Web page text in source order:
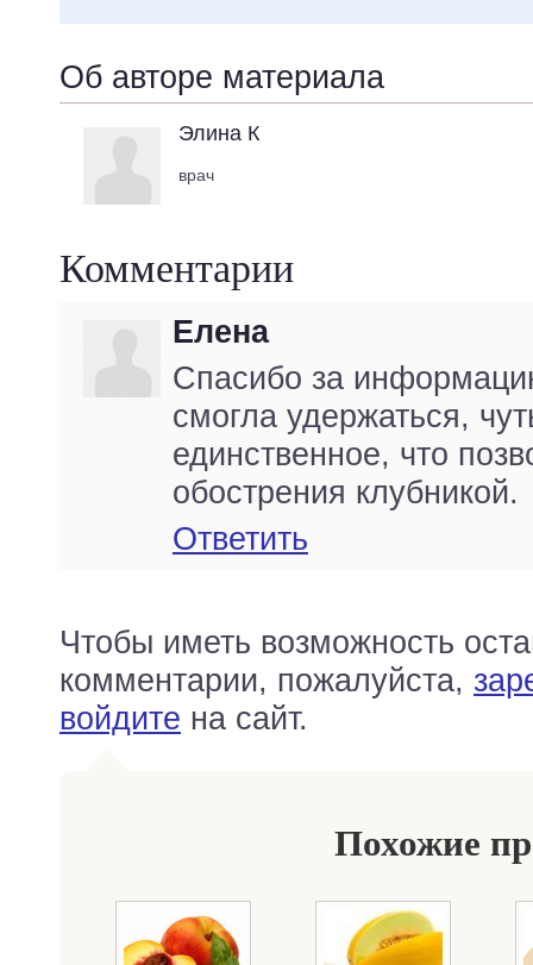
Об авторе материала
Элина К
врач
Комментарии
Елена
Спасибо за
смогла удержаться,
единственное, что
обострения клубникой.
Ответить
Чтобы иметь возможность
комментарии, пожалуйста,
войдите на сайт.
Похожие